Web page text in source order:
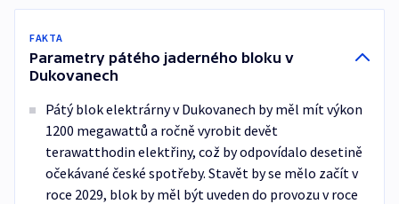
FAKTA
Parametry pátého jaderného bloku v
Dukovanech
Pátý blok elektrárny v Dukovanech by měl mít výkon
1200 megawattů a ročně vyrobit devět
terawatthodin elektřiny, což by odpovídalo desetině
očekávané české spotřeby. Stavět by se mělo začít v
roce 2029, blok by měl být uveden do provozu v roce